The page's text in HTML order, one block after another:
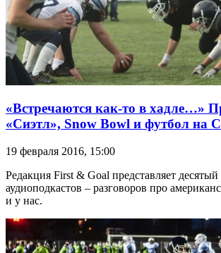
«Встречаются как-то в хадле…»
«Сиэтл», Snow Bowl и футбол на
19 февраля 2016, 15:00
Редакция First & Goal представляет
аудиоподкастов – разговоров про
и у нас.